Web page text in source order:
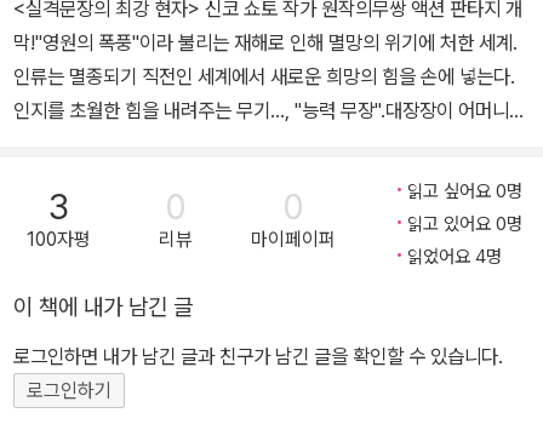
<실격문장의 최강 현자> 신코 쇼토 작가 원작의무쌍 액션 판타지 개
막!"영원의 폭풍"이라 불리는 재해로 인해 멸망의 위기에 처한 세계.
인류는 멸종되기 직전인 세계에서 새로운 희망의 힘을 손에 넣는다.
인지를 초월한 힘을 내려주는 무기…, "능력 무장".대장장이 어머니
“능력 무장”을 받는데….이것은 "능력 무장"을 들고 여행을 떠난 두
소년이세계를 구하는 이야기!
3
100자평
0
리뷰
0
마이페이퍼
읽고 싶어요 0명
읽고 있어요 0명
읽었어요 4명
이 책에 내가 남긴 글
로그인하면 내가 남긴 글과 친구가 남긴 글을 확인할 수 있습니다.
로그인하기